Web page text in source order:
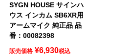
SYGN HOUSE サインハ
ウス インカム SB6XR用
アームマイク 純正品 品
番：00082398
販売価格 ¥6,930税込